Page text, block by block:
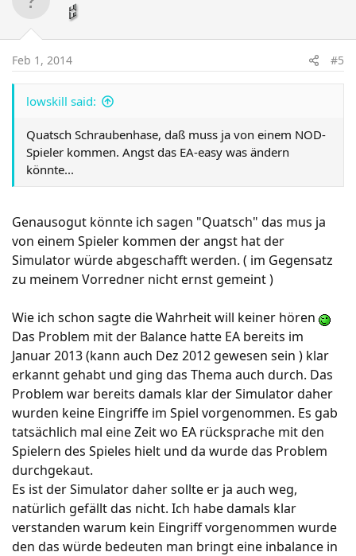
Feb 1, 2014 #5
lowskill said:
Quatsch Schraubenhase, daß muss ja von einem NOD-
Spieler kommen. Angst das EA-easy was ändern
könnte...
Genausogut könnte ich sagen "Quatsch" das mus ja
von einem Spieler kommen der angst hat der
Simulator würde abgeschafft werden. ( im Gegensatz
zu meinem Vorredner nicht ernst gemeint )
Wie ich schon sagte die Wahrheit will keiner hören
Das Problem mit der Balance hatte EA bereits im
Januar 2013 (kann auch Dez 2012 gewesen sein ) klar
erkannt gehabt und ging das Thema auch durch. Das
Problem war bereits damals klar der Simulator daher
wurden keine Eingriffe im Spiel vorgenommen. Es gab
tatsächlich mal eine Zeit wo EA rücksprache mit den
Spielern des Spieles hielt und da wurde das Problem
durchgekaut.
Es ist der Simulator daher sollte er ja auch weg,
natürlich gefällt das nicht. Ich habe damals klar
verstanden warum kein Eingriff vorgenommen wurde
den das würde bedeuten man bringt eine inbalance in